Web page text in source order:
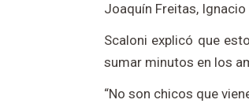
Joaquín Freitas,
Scaloni explicó que
sumar minutos en los
“No son chicos que